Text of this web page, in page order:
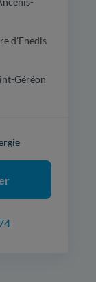
d'Enedis
Géréon